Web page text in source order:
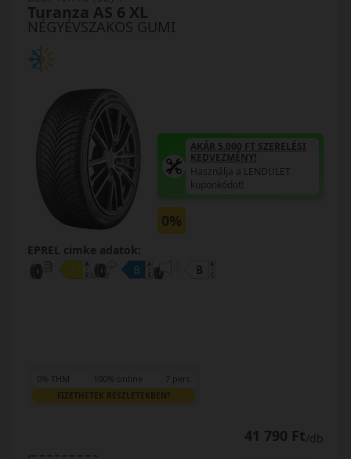
NÉGYÉVSZAKOS GUMI
Turanza AS 6 XL
AKÁR 5.000 FT SZERELÉSI
KEDVEZMÉNY!
Használja a LENDÜLET
kuponkódot!
0%
EPREL cimke adatok:
0% THM 100% online 7 perc
FIZETHETEK RÉSZLETEKBEN?
41 790 Ft/db